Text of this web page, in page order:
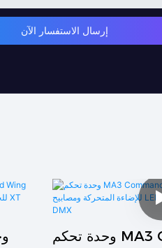
إرسال الاستفسار الآن
وحدة تحكم MA3 Command